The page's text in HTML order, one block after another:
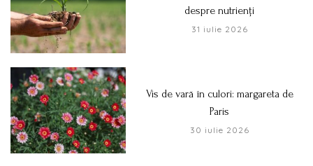
despre nutrienți
31 iulie 2026
Vis de vară în culori: margareta de
Paris
30 iulie 2026